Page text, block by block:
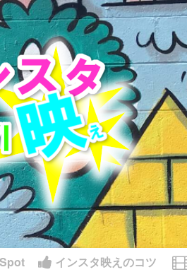
インスタ映えのコツ